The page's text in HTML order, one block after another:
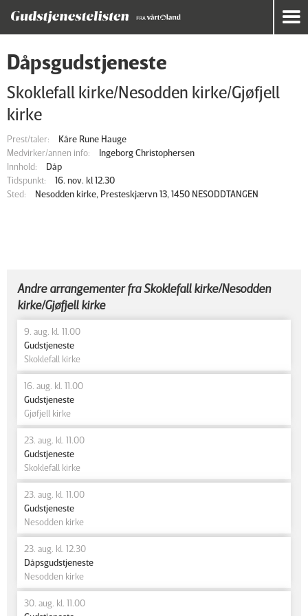
Dåpsgudstjeneste
Skoklefall kirke/Nesodden kirke/Gjøfjell
kirke
Prest/taler:
Kåre Rune Hauge
Medvirker/annen info:
Ingeborg Christophersen
Innhold:
Dåp
Tidspunkt:
16. nov. kl 12.30
Sted:
Nesodden kirke, Presteskjærvn 13, 1450 NESODDTANGEN
Andre arrangementer fra Skoklefall kirke/Nesodden
kirke/Gjøfjell kirke
9. aug. kl. 11.00
Gudstjeneste
Skoklefall kirke
16. aug. kl. 11.00
Gudstjeneste
Gjøfjell kirke
23. aug. kl. 11.00
Gudstjeneste
Skoklefall kirke
23. aug. kl. 11.00
Gudstjeneste
Nesodden kirke
23. aug. kl. 12.30
Dåpsgudstjeneste
Nesodden kirke
30. aug. kl. 11.00